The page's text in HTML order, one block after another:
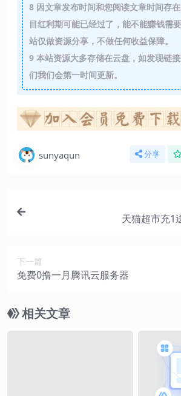
8因文章发布时间和您阅读文章时间存
目红利期可能已经过了，能不能赚钱需
站仅做资源分享，不做任何收益保障。
9本站资源大多存储在云盘，如发现链
们我们会第一时间更新。
sunyaqun 分享
天猫超市充1
下一篇
免费0撸一月腾讯云服务器
相关文章